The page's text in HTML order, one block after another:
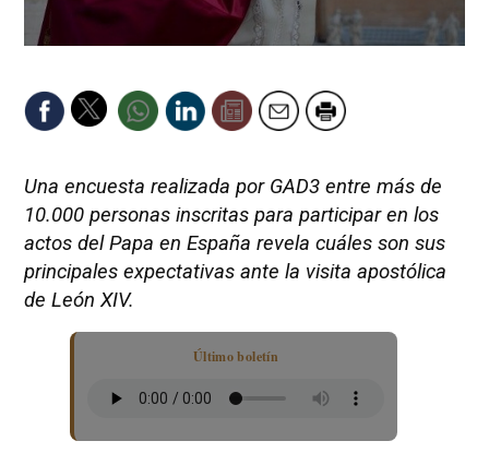
Una encuesta realizada por GAD3 entre más de
10.000 personas inscritas para participar en los
actos del Papa en España revela cuáles son sus
principales expectativas ante la visita apostólica
de León XIV.
Último boletín